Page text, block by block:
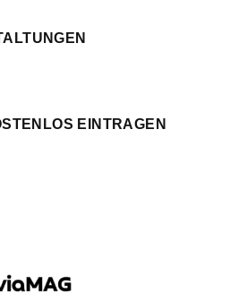
KOSTENLOS EINTRAGEN